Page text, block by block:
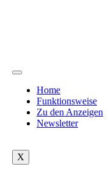
Home
Funktionsweise
Zu den Anzeigen
Newsletter
X